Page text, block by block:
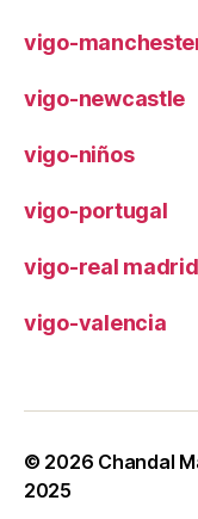
vigo-
vigo-newcastle
vigo-niños
vigo-portugal
vigo-real madrid
vigo-valencia
© 2026 Chandal
2025